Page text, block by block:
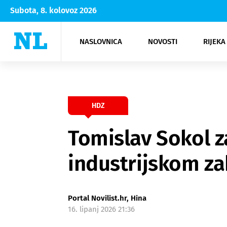
Subota, 8. kolovoz 2026
NASLOVNICA NOVOSTI
Rijeka Opatija
NK
Moda
Kultura
HDZ
Tomislav Sokol
industrijskom
Portal Novilist.hr, Hina
16. lipanj 2026 21:36